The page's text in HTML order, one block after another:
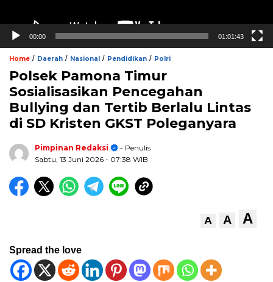
00:00 01:01:43
Home / Daerah / Nasional / Pendidikan / Polri
Polsek Pamona Timur
Sosialisasikan Pencegahan
Bullying dan Tertib Berlalu Lintas
di SD Kristen GKST Poleganyara
Pimpinan Redaksi
- Penulis
Sabtu, 13 Juni 2026 - 07:38 WIB
A A A
Spread the love